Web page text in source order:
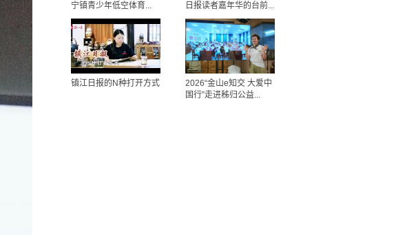
宁镇青少年低空体育...
日报读者嘉年华的台前...
镇江日报的N种打开方式
2026“金山e知交 大爱中
国行”走进秭归公益...